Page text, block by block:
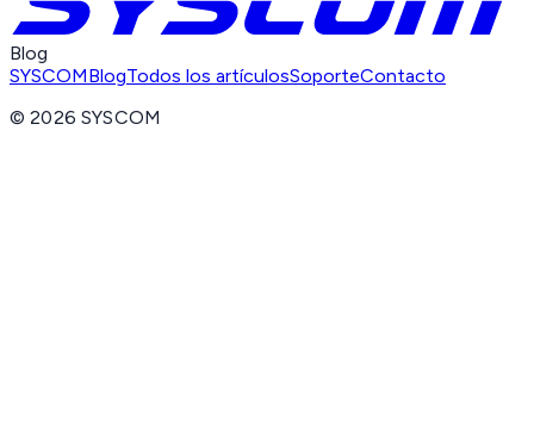
Blog
SYSCOMBlogTodos los artículosSoporteContacto
©2026 SYSCOM